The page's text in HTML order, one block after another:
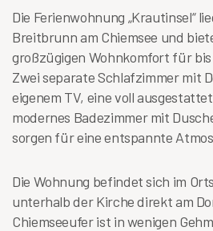
Die Ferienwohnung „Krautinsel“
Breitbrunn am Chiemsee und
großzügigen Wohnkomfort für bis
Zwei separate Schlafzimmer mit
eigenem TV, eine voll
modernes Badezimmer mit
sorgen für eine entspannte
Die Wohnung befindet sich im
unterhalb der Kirche direkt am
Chiemseeufer ist in wenigen